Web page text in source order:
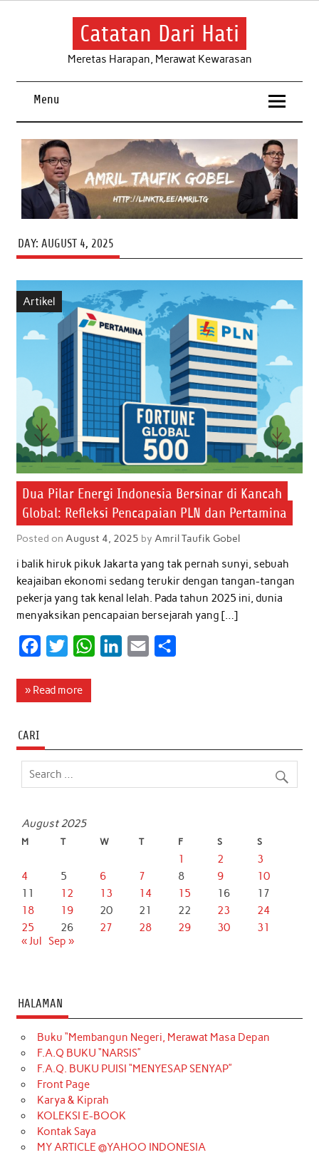
Skip
Catatan Dari Hati
Meretas Harapan, Merawat Kewarasan
Menu
DAY: AUGUST 4, 2025
Artikel
Dua Pilar Energi Indonesia Bersinar di Kancah
Global: Refleksi Pencapaian PLN dan Pertamina
Posted on August 4, 2025 by Amril Taufik Gobel
i balik hiruk pikuk Jakarta yang tak pernah sunyi, sebuah
keajaiban ekonomi sedang terukir dengan tangan-tangan
pekerja yang tak kenal lelah. Pada tahun 2025 ini, dunia
menyaksikan pencapaian bersejarah yang […]
c
o
o
i
e
r
W
A
d
» Read more
CARI
August 2025
M T W T F S S
1 2
3
4
5 6 7 8 9
10
11
12 13 14 15 16
17
18
19 20 21 22 23
24
25
26 27 28 29 30
31
« Jul Sep »
HALAMAN
Buku “Membangun Negeri, Merawat Masa Depan
F.A.Q BUKU “NARSIS”
F.A.Q. BUKU PUISI “MENYESAP SENYAP”
Front Page
Karya & Kiprah
KOLEKSI E-BOOK
Kontak Saya
MY ARTICLE @YAHOO INDONESIA